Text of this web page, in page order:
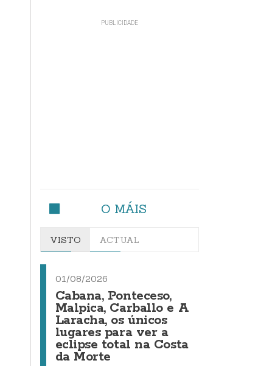
O MÁIS
VISTO ACTUAL
01/08/2026
Cabana, Ponteceso,
Malpica, Carballo e A
Laracha, os únicos
lugares para ver a
eclipse total na Costa
da Morte